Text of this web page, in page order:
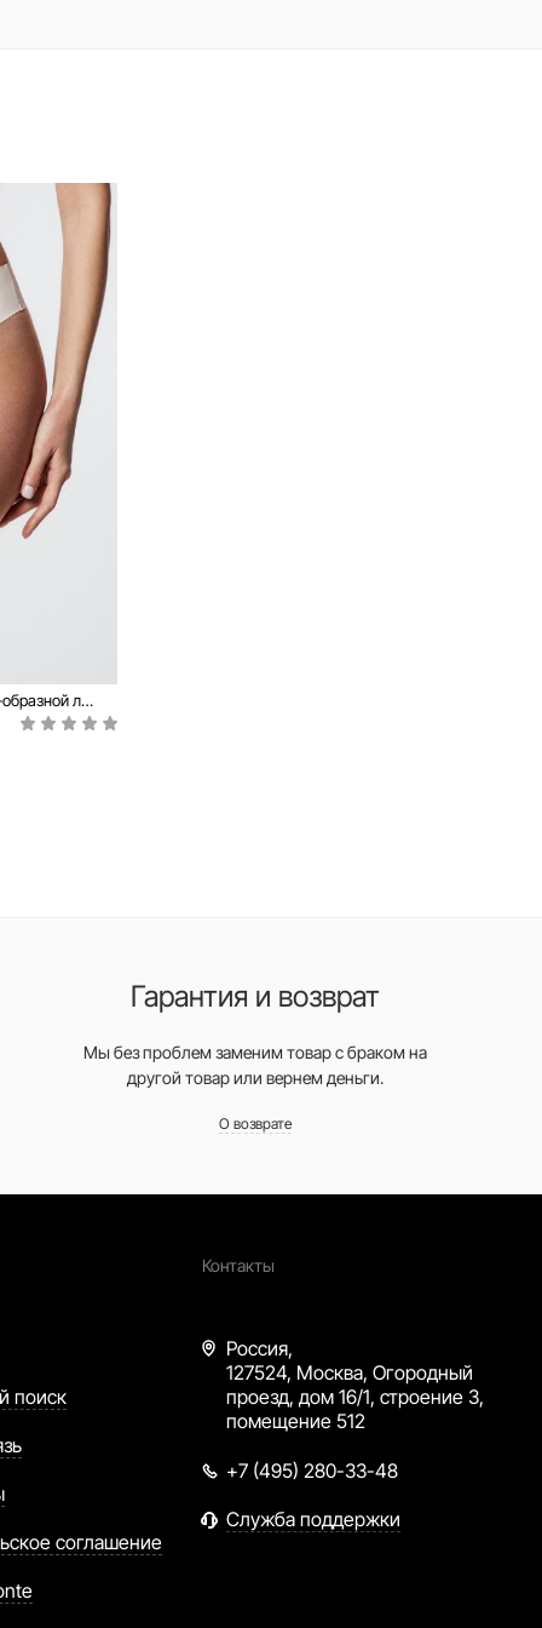
Бесшовные Трусы "бразилиана" с V-образной линией талии INVISIBLE LBR 1226
Гарантия и возврат
Мы без проблем заменим товар с браком на
другой товар или вернем деньги.
О возврате
поиск
соглашение
Контакты
Россия,
127524, Москва, Огородный
проезд, дом 16/1, строение 3,
помещение 512
+7 (495) 280-33-48
Служба поддержки